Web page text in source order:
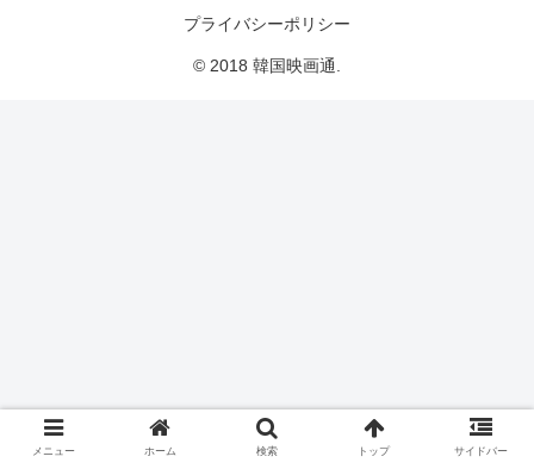
プライバシーポリシー
© 2018 韓国映画通.
メニュー ホーム 検索 トップ サイドバー